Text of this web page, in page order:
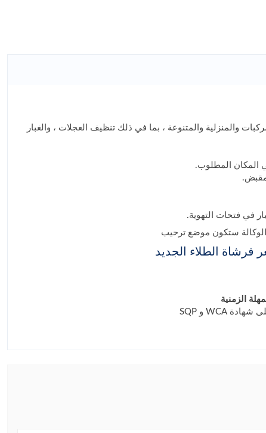
والمنزلية والمتنوعة ، بما في ذلك تنظيف العجلات ، والغبار
والوكالة ستكون موضع ترحيب
فرشاة الطلاء الجديد
الزمنية